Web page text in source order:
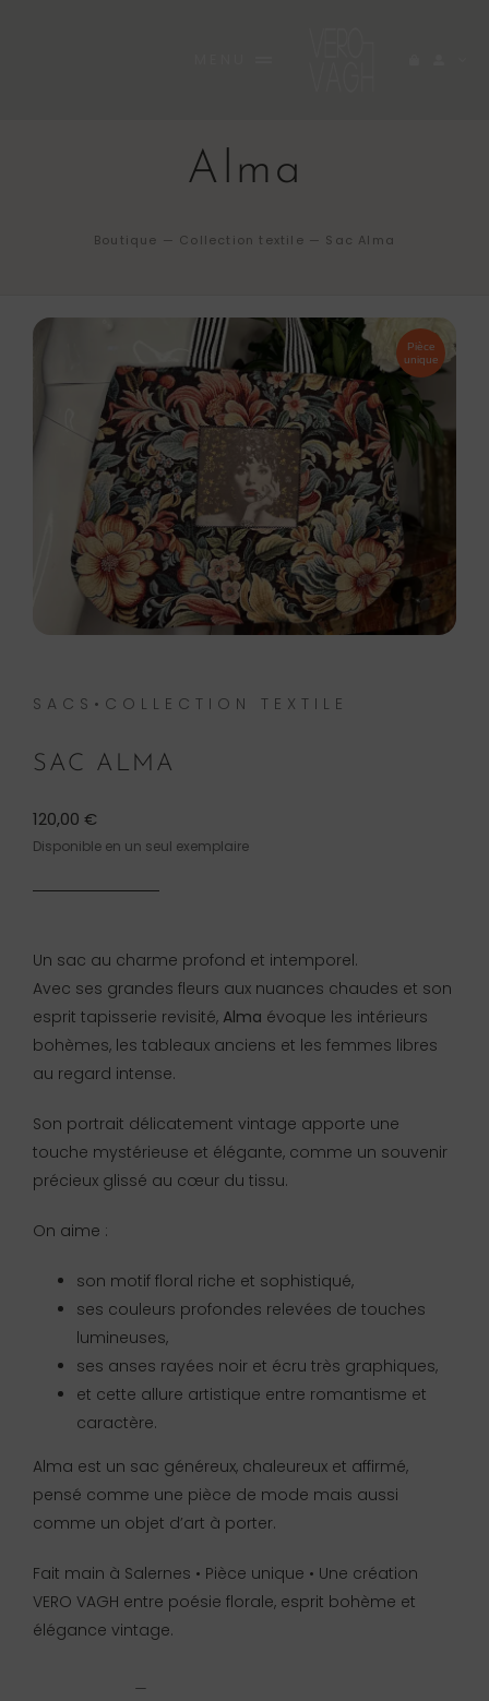
INEDITES
CONTACT
Alma
Boutique — Collection textile — Sac Alma
Pièce
unique
SACS•COLLECTION TEXTILE
SAC ALMA
120,00 €
Disponible en un seul exemplaire
Un sac au charme profond et intemporel.
Avec ses grandes fleurs aux nuances chaudes et son
esprit tapisserie revisité, Alma évoque les intérieurs
bohèmes, les tableaux anciens et les femmes libres
au regard intense.
Son portrait délicatement vintage apporte une
touche mystérieuse et élégante, comme un souvenir
précieux glissé au cœur du tissu.
On aime :
son motif floral riche et sophistiqué,
ses couleurs profondes relevées de touches
lumineuses,
ses anses rayées noir et écru très graphiques,
et cette allure artistique entre romantisme et
caractère.
Alma est un sac généreux, chaleureux et affirmé,
pensé comme une pièce de mode mais aussi
comme un objet d’art à porter.
Fait main à Salernes • Pièce unique • Une création
VERO VAGH entre poésie florale, esprit bohème et
élégance vintage.
—